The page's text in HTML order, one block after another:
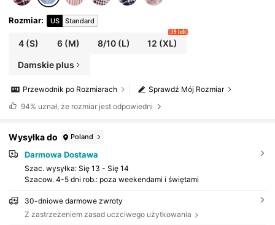
Rozmiar: US Standard
4 (S) 6 (M) 8/10(L) 12 (XL)
39 left
Damskie plus
Sprawdź Mój Rozmiar
Przewodnik po Rozmiarach
94% uznał, że rozmiar jest odpowiedni
Wysyłka do Poland
Darmowa Dostawa
Szac. wysyłka: Się 13 - Się 14
Szacow. 4-5 dni rob.: poza weekendami i świętami
30-dniowe darmowe zwroty
Z zastrzeżeniem zasad uczciwego użytkowania